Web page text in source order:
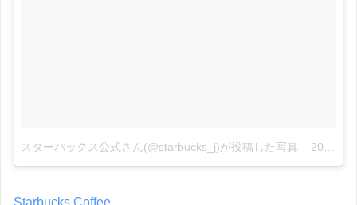
スターバックス公式さん(@starbucks_j)が投稿した写真 – 2015 5月 12 7:25午前 PDT
Starbucks Coffee